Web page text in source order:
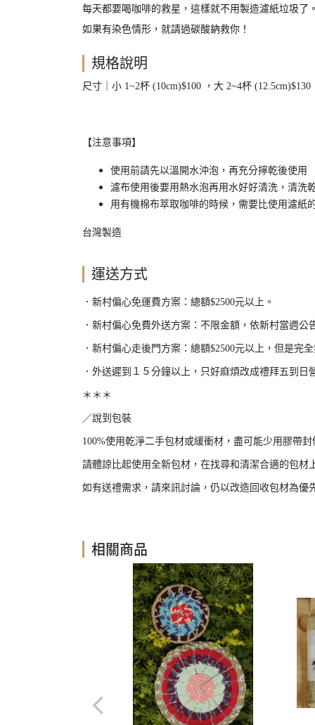
每天都要喝咖啡的救星，這樣就不用製造濾紙垃圾了。
如果有染色情形，就請過碳酸鈉救你！
規格說明
尺寸｜小 1~2杯 (10cm)$100 ，大 2~4杯 (12.5cm)$130
【注意事項】
使用前請先以溫開水沖泡，再充分擰乾後使用
濾布使用後要用熱水泡再用水好好清洗，清洗
用有機棉布萃取咖啡的時候，需要比使用濾紙
台灣製造
運送方式
．新村偏心免運費方案：總額$2500元以上。
．新村偏心免費外送方案：不限金額，依新村當週
．新村偏心走後門方案：總額$2500元以上，但是完
．外送遲到１５分鐘以上，只好麻煩改成禮拜五到
＊＊＊
／說到包裝
100%使用乾淨二手包材或緩衝材，盡可能少用膠帶
請體諒比起使用全新包材，在找尋和清潔合適的包材
如有送禮需求，請來訊討論，仍以改造回收包材為優
相關商品